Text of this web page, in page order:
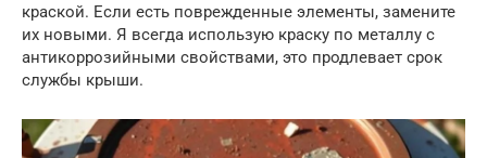
краской. Если есть поврежденные элементы, замените
их новыми. Я всегда использую краску по металлу с
антикоррозийными свойствами, это продлевает срок
службы крыши.